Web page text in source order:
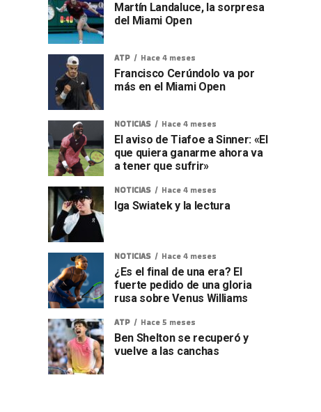
Martín Landaluce, la sorpresa
del Miami Open
ATP Hace 4 meses
Francisco Cerúndolo va por
más en el Miami Open
NOTICIAS Hace 4 meses
El aviso de Tiafoe a Sinner: «El
que quiera ganarme ahora va
a tener que sufrir»
NOTICIAS Hace 4 meses
Iga Swiatek y la lectura
NOTICIAS Hace 4 meses
¿Es el final de una era? El
fuerte pedido de una gloria
rusa sobre Venus Williams
ATP Hace 5 meses
Ben Shelton se recuperó y
vuelve a las canchas